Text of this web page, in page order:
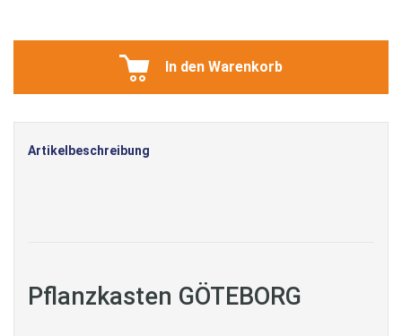
In den Warenkorb
Artikelbeschreibung
Pflanzkasten GÖTEBORG